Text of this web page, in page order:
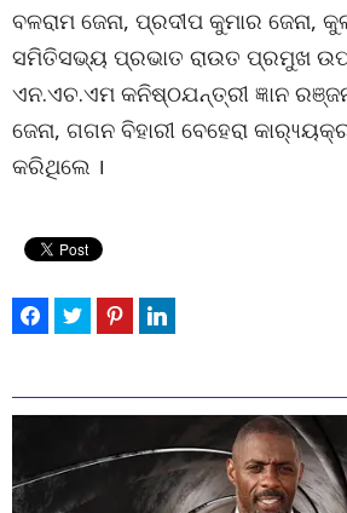
ବଳରାମ ଜେନା, ପ୍ରଦୀପ କୁମାର ଜେନା,
ସମିତିସଭ୍ୟ ପ୍ରଭାତ ରାଉତ ପ୍ରମୁଖ
ଏନ.ଏଚ.ଏମ କନିଷ୍ଠଯନ୍ତ୍ରୀ ଜ୍ଞାନ
ଜେନା, ଗଗନ ବିହାରୀ ବେହେରା
କରିଥିଲେ ।